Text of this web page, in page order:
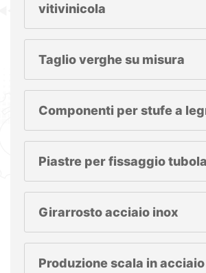
vitivinicola
Taglio verghe su misura
Componenti per stufe a
Piastre per fissaggio
Girarrosto acciaio inox
Produzione scala in